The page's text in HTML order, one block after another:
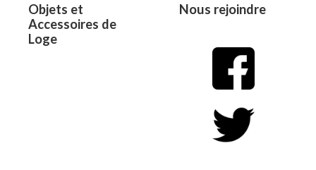
Objets et
Accessoires de
Loge
Nous rejoindre